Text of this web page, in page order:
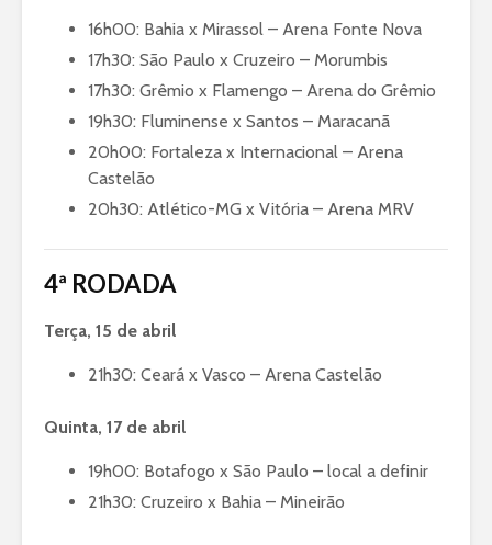
16h00: Bahia x Mirassol – Arena Fonte Nova
17h30: São Paulo x Cruzeiro – Morumbis
17h30: Grêmio x Flamengo – Arena do Grêmio
19h30: Fluminense x Santos – Maracanã
20h00: Fortaleza x Internacional – Arena
Castelão
20h30: Atlético-MG x Vitória – Arena MRV
4ª RODADA
Terça, 15 de abril
21h30: Ceará x Vasco – Arena Castelão
Quinta, 17 de abril
19h00: Botafogo x São Paulo – local a definir
21h30: Cruzeiro x Bahia – Mineirão